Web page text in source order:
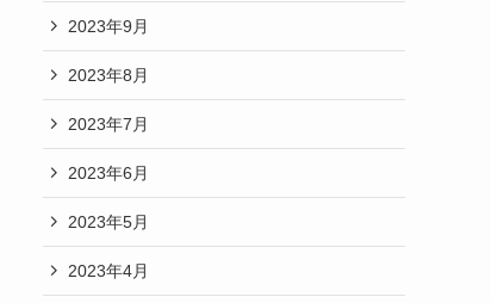
2023年9月
2023年8月
2023年7月
2023年6月
2023年5月
2023年4月